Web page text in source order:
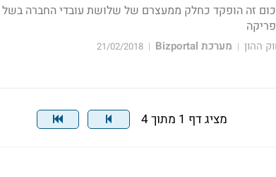
זה הופקד כחלק ממעצרם של שלושת עובדי החברה
ההון | מערכת Bizportal |
21/02/2018
מציג דף 1 מתוך 4